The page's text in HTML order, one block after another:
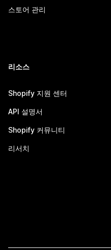
스토어 관리
리소스
Shopify 지원 센터
API 설명서
Shopify 커뮤니티
리서치